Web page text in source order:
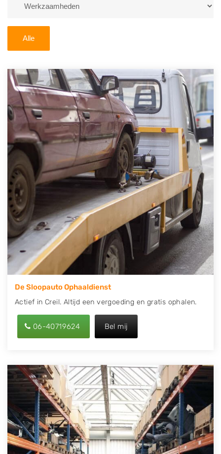
regio? U vindt hier alle bedrijven in
verkopen en op te laten halen door de Sloopauto
Ophaaldienst van Autosloperijen.nl. Wij kunnen uw
auto gratis ophalen in Creil. Neem telefonisch
contact op of maak een terugbelafspraak. Wilt u
direct een tweedehands auto onderdelen offerte
aanvragen? Dat kan via de Onderdelenlijn! Vul uw
kenteken in en druk op verzenden.
Wij kunnen u helpen met de inkoop van auto's van
eigenlijk alle merken, zoals Alfa Romeo, Audi, BMW,
Chevrolet, Citroën, Dacia, Fiat, Ford, Honda, Hyundai,
Kia, Mazda, Mercedes Benz, Mitsubishi, Nissan, Opel,
Peugeot, Porsche, Renault, Seat, Skoda, Suzuki, Tesla,
Toyota, Volkswagen en Volvo.
Alle
De Sloopauto Ophaaldienst
Actief in Creil. Altijd een vergoeding en gratis ophalen.
06-40719624 Bel mij